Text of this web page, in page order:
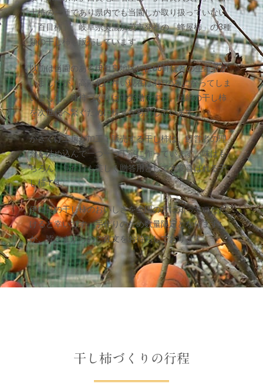
士柿の一種であり県内でも当園しか取り扱っていない
「百目柿」、岐阜県美濃加茂市発祥の「蜂屋柿」の3種
類の干し柿を販売しています。
以前は当園のある伊自良地区には60軒ほどの生産者が
いましたが、高齢化に伴い現在は4軒のみになってしま
いました。連柿づくりは重労働ですが、伝統の干し柿
を次世代へ繋ぐために様々な努力しています。
かきくけ工房が加工・販売する干し柿は、経営者の理
念を詰め込んで一つ一つ丁寧に作っています。味はも
ちろん、見た目も美しく贈答用として大変喜ばれる干
し柿です。
伊自良の干し柿のおいしさを全国の方に知っていただ
けると幸いです。手作りのため数量限定となります
が、皆さまからのご注文をお待ちしております。
干し柿づくりの行程